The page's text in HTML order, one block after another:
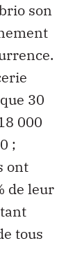
son
30
000
;
ont
de leur
tous